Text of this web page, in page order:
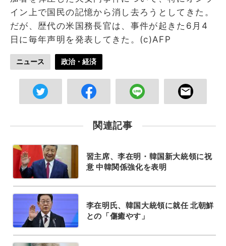
イン上で国民の記憶から消し去ろうとしてきた。
だが、歴代の米国務長官は、事件が起きた6月4
日に毎年声明を発表してきた。(c)AFP
ニュース 政治・経済
関連記事
習主席、李在明・韓国新大統領に祝
意 中韓関係強化を表明
李在明氏、韓国大統領に就任 北朝鮮
との「傷癒やす」